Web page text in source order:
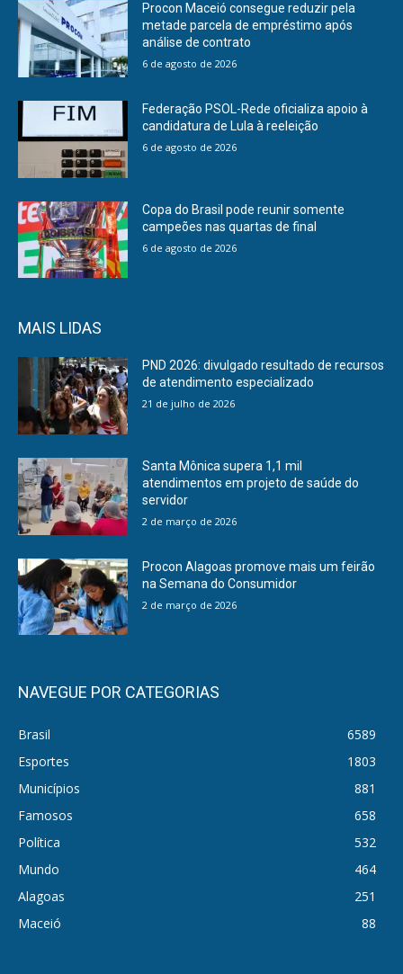
Procon Maceió consegue reduzir pela
metade parcela de empréstimo após
análise de contrato
6 de agosto de 2026
Federação PSOL-Rede oficializa apoio à
candidatura de Lula à reeleição
6 de agosto de 2026
Copa do Brasil pode reunir somente
campeões nas quartas de final
6 de agosto de 2026
MAIS LIDAS
PND 2026: divulgado resultado de recursos
de atendimento especializado
21 de julho de 2026
Santa Mônica supera 1,1 mil
atendimentos em projeto de saúde do
servidor
2 de março de 2026
Procon Alagoas promove mais um feirão
na Semana do Consumidor
2 de março de 2026
NAVEGUE POR CATEGORIAS
Brasil
6589
Esportes
1803
Municípios
881
Famosos
658
Política
532
Mundo
464
Alagoas
251
Maceió
88